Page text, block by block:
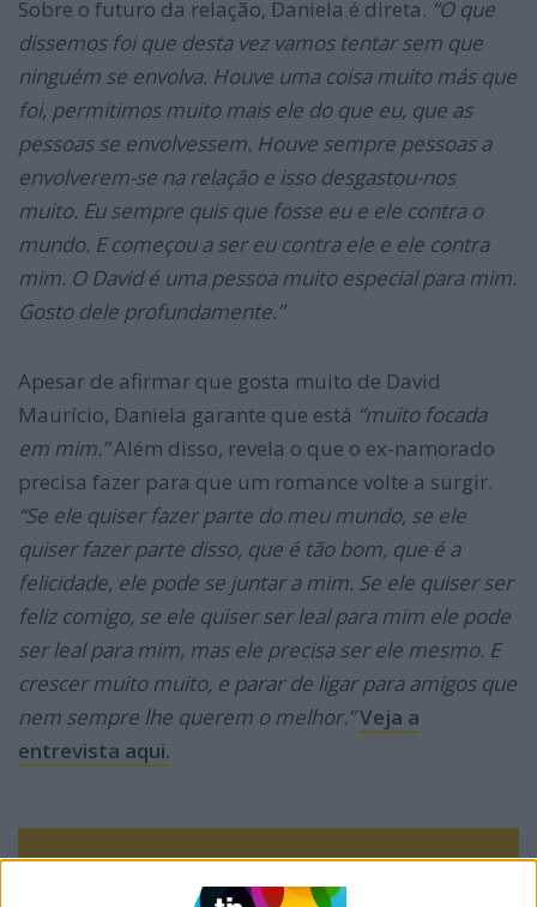
Sobre o futuro da relação, Daniela é direta. “O que
dissemos foi que desta vez vamos tentar sem que
ninguém se envolva. Houve uma coisa muito más que
foi, permitimos muito mais ele do que eu, que as
pessoas se envolvessem. Houve sempre pessoas a
envolverem-se na relação e isso desgastou-nos
muito. Eu sempre quis que fosse eu e ele contra o
mundo. E começou a ser eu contra ele e ele contra
mim. O David é uma pessoa muito especial para mim.
Gosto dele profundamente.”
Apesar de afirmar que gosta muito de David
Maurício, Daniela garante que está “muito focada
em mim.”Além disso, revela o que o ex-namorado
precisa fazer para que um romance volte a surgir.
“Se ele quiser fazer parte do meu mundo, se ele
quiser fazer parte disso, que é tão bom, que é a
felicidade, ele pode se juntar a mim. Se ele quiser ser
feliz comigo, se ele quiser ser leal para mim ele pode
ser leal para mim, mas ele precisa ser ele mesmo. E
crescer muito muito, e parar de ligar para amigos que
nem sempre lhe querem o melhor.”Veja a
entrevista aqui.
Assine a nossa